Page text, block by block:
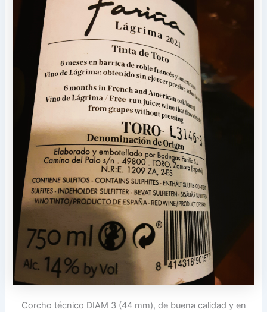
Corcho técnico DIAM 3 (44 mm), de buena calidad y en